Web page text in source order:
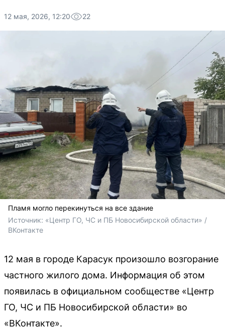
12 мая, 2026, 12:20 22
Пламя могло перекинуться на все здание
Источник: «Центр ГО, ЧС и ПБ Новосибирской области» /
ВКонтакте
12 мая в городе Карасук произошло возгорание
частного жилого дома. Информация об этом
появилась в официальном сообществе «Центр
ГО, ЧС и ПБ Новосибирской области» во
«ВКонтакте».